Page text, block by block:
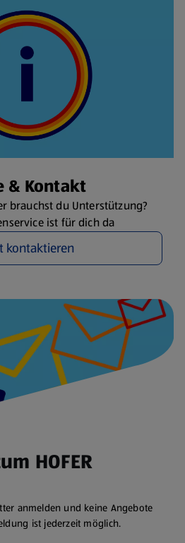
& Kontakt
brauchst du Unterstützung?
ist für dich da
kontaktieren
HOFER
anmelden und keine Angebote
ist jederzeit möglich.